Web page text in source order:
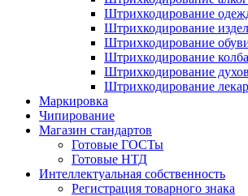
Штрихкодирование
Штрихкодирование
Штрихкодирование
Штрихкодирование
Штрихкодирование духов
Штрихкодирование
Маркировка
Чипирование
Магазин стандартов
Готовые ГОСТы
Готовые НТД
Интеллектуальная собственность
Регистрация товарного знака